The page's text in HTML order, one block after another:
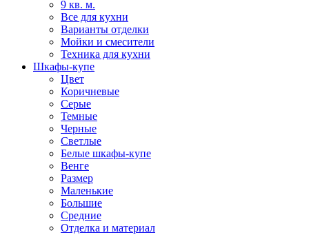
9 кв. м.
Все для кухни
Варианты отделки
Мойки и смесители
Техника для кухни
Шкафы-купе
Цвет
Коричневые
Серые
Темные
Черные
Светлые
Белые шкафы-купе
Венге
Размер
Маленькие
Большие
Средние
Отделка и материал